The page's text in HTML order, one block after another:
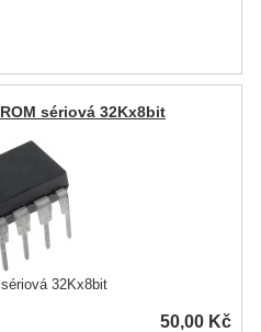
sériová 32Kx8bit
32Kx8bit
50,00 Kč